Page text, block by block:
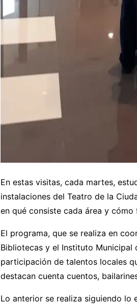
En estas visitas, cada martes,
instalaciones del Teatro de la
en qué consiste cada área y
El programa, que se realiza en
Bibliotecas y el Instituto Municipal
participación de talentos locales
destacan cuenta cuentos,
Lo anterior se realiza siguiendo lo